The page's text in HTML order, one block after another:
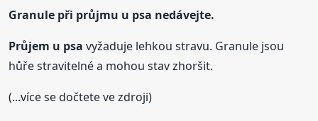
Granule při průjmu u psa nedávejte.
Průjem u psa vyžaduje lehkou stravu. Granule jsou
hůře stravitelné a mohou stav zhoršit.
(...více se dočtete ve zdroji)